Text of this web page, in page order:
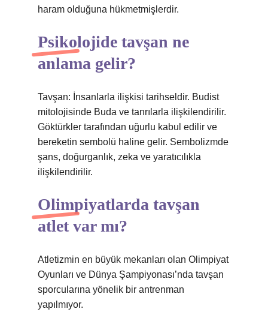
haram olduğuna hükmetmişlerdir.
Psikolojide tavşan ne
anlama gelir?
Tavşan: İnsanlarla ilişkisi tarihseldir. Budist
mitolojisinde Buda ve tanrılarla ilişkilendirilir.
Göktürkler tarafından uğurlu kabul edilir ve
bereketin sembolü haline gelir. Sembolizmde
şans, doğurganlık, zeka ve yaratıcılıkla
ilişkilendirilir.
Olimpiyatlarda tavşan
atlet var mı?
Atletizmin en büyük mekanları olan Olimpiyat
Oyunları ve Dünya Şampiyonası’nda tavşan
sporcularına yönelik bir antrenman
yapılmıyor.